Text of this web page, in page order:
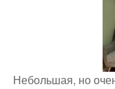
Небольшая, но